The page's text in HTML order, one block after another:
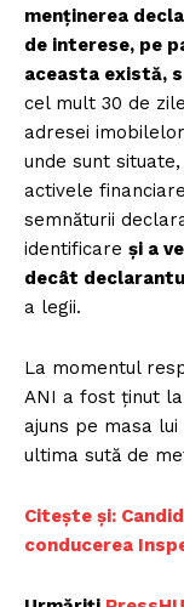
menţinerea
de interese, pe
aceasta există,
cel mult 30 de
adresei
unde sunt
activele
semnăturii
identificare şi a
decât
a legii.
La momentul
ANI a fost ţinut
ajuns pe masa
ultima sută de
Citește și:
conducerea